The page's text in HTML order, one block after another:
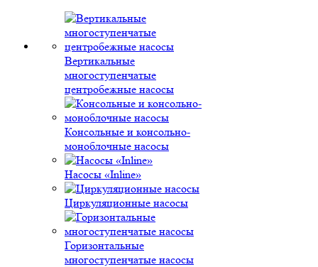
Вертикальные
многоступенчатые
центробежные насосы
Консольные и консольно-
моноблочные насосы
Насосы «Inline»
Циркуляционные насосы
Горизонтальные
многоступенчатые насосы